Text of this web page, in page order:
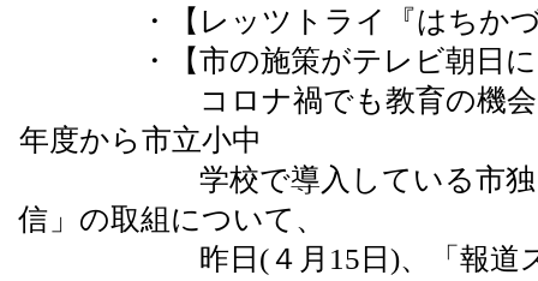
・【レッツトライ『はちかづ
・【市の施策がテレビ朝日に
コロナ禍でも教育の機会を
年度から市立小中
学校で導入している市独自
信」の取組について、
昨日(４月15日)、「報道ステ